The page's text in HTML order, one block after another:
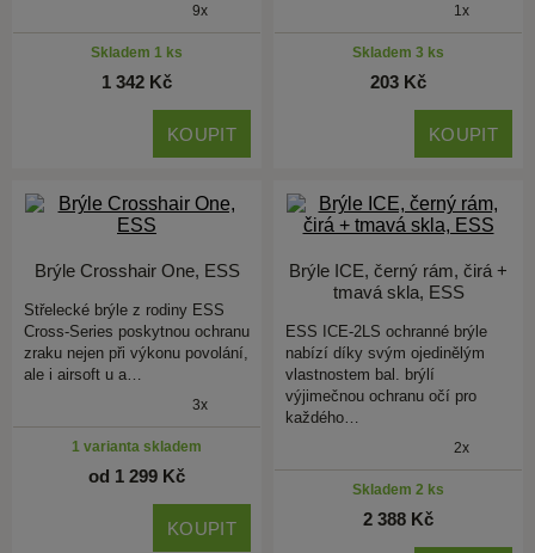
9x
Skladem 1 ks
1 342 Kč
KOUPIT
1x
Skladem 3 ks
203 Kč
KOUPIT
Brýle Crosshair One, ESS
Střelecké brýle z rodiny ESS
Cross-Series poskytnou ochranu
zraku nejen při výkonu povolání,
ale i airsoft u a…
3x
1 varianta skladem
od 1 299 Kč
KOUPIT
Brýle ICE, černý rám, čirá +
tmavá skla, ESS
ESS ICE-2LS ochranné brýle
nabízí díky svým ojedinělým
vlastnostem bal. brýlí
výjimečnou ochranu očí pro
každého…
2x
Skladem 2 ks
2 388 Kč